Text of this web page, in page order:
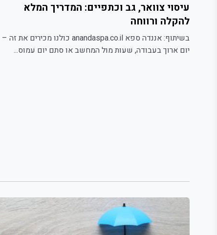
עיסוי צוואר, גב וכתפיים: המדריך המלא
להקלה ורווחה
בשיתוף: אננדה ספא anandaspa.co.il כולנו מכירים את זה –
יום ארוך בעבודה, שעות מול המחשב או סתם יום עמוס...